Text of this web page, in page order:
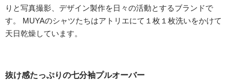
りと写真撮影、デザイン製作を日々の活動とするブランドで
す。 MUYAのシャツたちはアトリエにて１枚１枚洗いをかけて
天日乾燥しています。
抜け感たっぷりの七分袖プルオーバー